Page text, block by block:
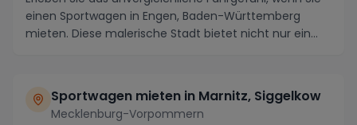
einen Sportwagen in Engen, Baden-Württemberg
mieten. Diese malerische Stadt bietet nicht nur ein...
Sportwagen mieten in Marnitz, Siggelkow
Mecklenburg-Vorpommern